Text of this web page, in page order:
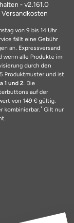
- v2.161.0
von 9 bis 14 Uhr
fällt eine Gebühr
an. Expressversand
wenn alle Produkte im
durch den
Produktmuster und ist
1 und 2. Die
auf der
von 149 € gültig.
kombinierbar.* Gilt nur